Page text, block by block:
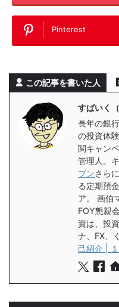
Pinterest
この記事を書いた人
すぱいく
長年の銀
の投資体
関キャン
管理人。
ブンさらに
る定期預
ア。 画伯
FOY懇親
資は、投
ナ、FX、
己紹介 |